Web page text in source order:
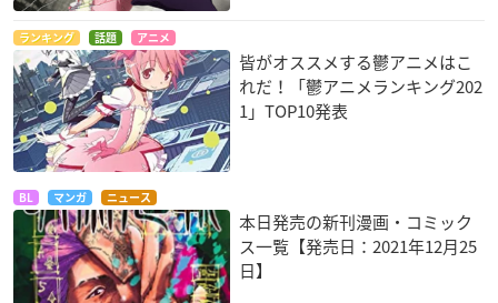
ランキング 話題 アニメ
皆がオススメする鬱アニメはこ
れだ！「鬱アニメランキング202
1」TOP10発表
BL マンガ ニュース
本日発売の新刊漫画・コミック
ス一覧【発売日：2021年12月25
日】